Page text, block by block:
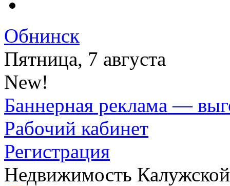
Обнинск
Пятница, 7 августа
New!
Баннерная реклама —
Рабочий кабинет
Регистрация
Недвижимость